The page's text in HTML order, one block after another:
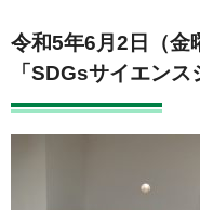
令和5年6月2日（
「SDGsサイエンス